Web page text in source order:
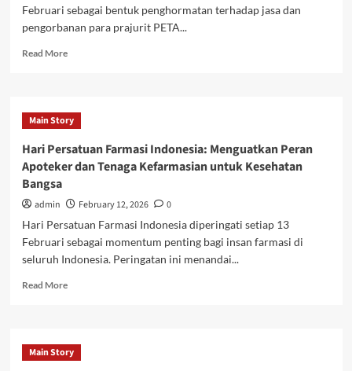
Februari sebagai bentuk penghormatan terhadap jasa dan
pengorbanan para prajurit PETA...
Read MoreRead
Peringatan
Pembela
Air
(PETA):
Semangat
Prajurit
Bangsa
Main Story
Hari Persatuan Farmasi Indonesia: Menguatkan Peran
Apoteker dan Tenaga Kefarmasian untuk Kesehatan
Bangsa
admin February 12, 2026
0
Hari Persatuan Farmasi Indonesia diperingati setiap 13
Februari sebagai momentum penting bagi insan farmasi di
seluruh Indonesia. Peringatan ini menandai...
Read MoreRead
Persatuan
Farmasi
Main Story